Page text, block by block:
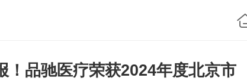
！品驰医疗荣获2024年度北京市